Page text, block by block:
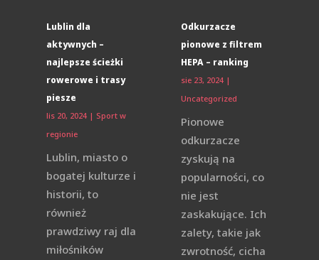
Lublin dla
aktywnych –
najlepsze ścieżki
rowerowe i trasy
piesze
lis 20, 2024| Sport w
regionie
Lublin, miasto o
bogatej kulturze i
historii, to
również
prawdziwy raj dla
miłośników
Odkurzacze
pionowe z filtrem
HEPA – ranking
sie 23, 2024|
Uncategorized
Pionowe
odkurzacze
zyskują na
popularności, co
nie jest
zaskakujące. Ich
zalety, takie jak
zwrotność, cicha